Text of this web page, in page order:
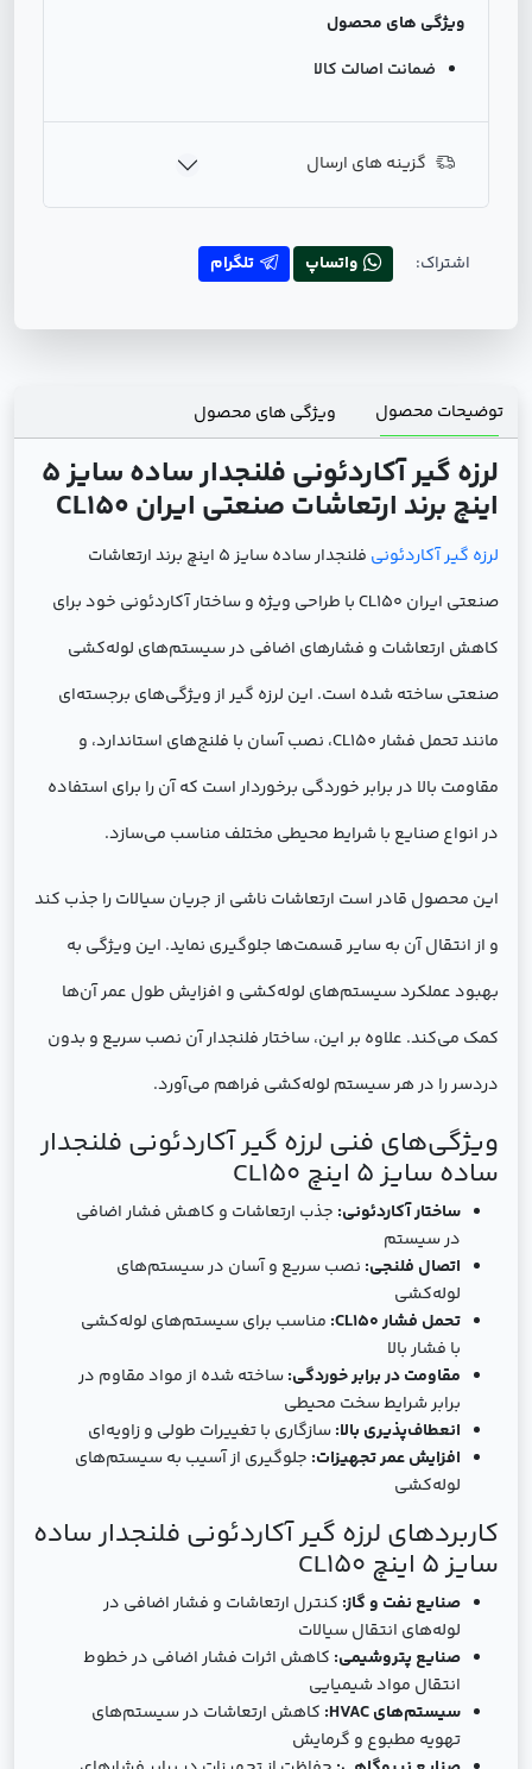
ویژگی های محصول
ضمانت اصالت کالا
گزینه های ارسال
اشتراک: واتساپ تلگرام
توضیحات محصول ویژگی های محصول
لرزه گیر آکاردئونی فلنجدار ساده سایز 5
اینچ برند ارتعاشات صنعتی ایران CL150
لرزه گیر آکاردئونی
فلنجدار ساده سایز 5 اینچ برند ارتعاشات
صنعتی ایران CL150 با طراحی ویژه و ساختار آکاردئونی خود برای
کاهش ارتعاشات و فشارهای اضافی در سیستم‌های لوله‌کشی
صنعتی ساخته شده است. این لرزه گیر از ویژگی‌های برجسته‌ای
مانند تحمل فشار CL150، نصب آسان با فلنج‌های استاندارد، و
مقاومت بالا در برابر خوردگی برخوردار است که آن را برای استفاده
در انواع صنایع با شرایط محیطی مختلف مناسب می‌سازد.
این محصول قادر است ارتعاشات ناشی از جریان سیالات را جذب کند
و از انتقال آن به سایر قسمت‌ها جلوگیری نماید. این ویژگی به
بهبود عملکرد سیستم‌های لوله‌کشی و افزایش طول عمر آن‌ها
کمک می‌کند. علاوه بر این، ساختار فلنجدار آن نصب سریع و بدون
دردسر را در هر سیستم لوله‌کشی فراهم می‌آورد.
ویژگی‌های فنی لرزه گیر آکاردئونی فلنجدار
ساده سایز 5 اینچ CL150
ساختار آکاردئونی: جذب ارتعاشات و کاهش فشار اضافی
در سیستم
اتصال فلنجی: نصب سریع و آسان در سیستم‌های
لوله‌کشی
تحمل فشار CL150:
مناسب برای سیستم‌های لوله‌کشی
با فشار بالا
مقاومت در برابر خوردگی:ساخته شده از مواد مقاوم در
برابر شرایط سخت محیطی
انعطاف‌پذیری بالا:سازگاری با تغییرات طولی و زاویه‌ای
افزایش عمر تجهیزات: جلوگیری از آسیب به سیستم‌های
لوله‌کشی
کاربردهای لرزه گیر آکاردئونی فلنجدار ساده
سایز 5 اینچ CL150
صنایع نفت و گاز: کنترل ارتعاشات و فشار اضافی در
لوله‌های انتقال سیالات
صنایع پتروشیمی: کاهش اثرات فشار اضافی در خطوط
انتقال مواد شیمیایی
سیستم‌های HVAC:
کاهش ارتعاشات در سیستم‌های
تهویه مطبوع و گرمایش